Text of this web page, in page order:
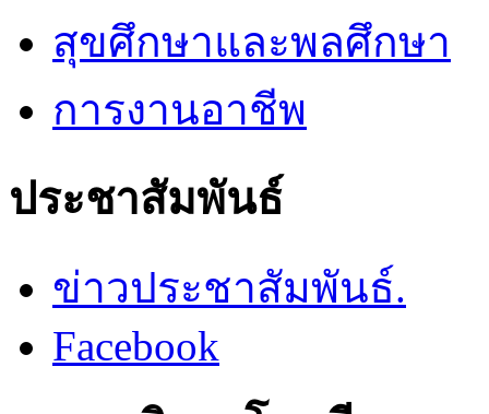
สุขศึกษาและพลศึกษา
การงานอาชีพ
ประชาสัมพันธ์
ข่าวประชาสัมพันธ์.
Facebook